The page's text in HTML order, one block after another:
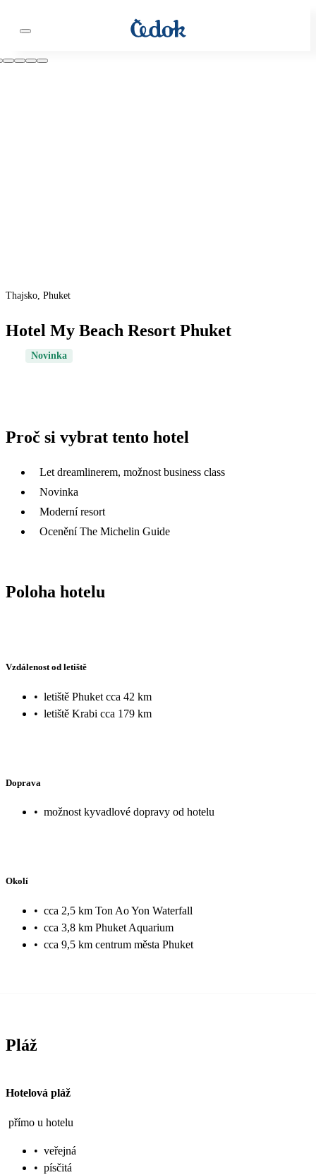
Thajsko, Phuket
Hotel My Beach Resort Phuket
Novinka
Proč si vybrat tento hotel
Let dreamlinerem, možnost business class
Novinka
Moderní resort
Ocenění The Michelin Guide
Poloha hotelu
Vzdálenost od letiště
• letiště Phuket cca 42 km
• letiště Krabi cca 179 km
Doprava
• možnost kyvadlové dopravy od hotelu
Okolí
• cca 2,5 km Ton Ao Yon Waterfall
• cca 3,8 km Phuket Aquarium
• cca 9,5 km centrum města Phuket
Pláž
Hotelová pláž
přímo u hotelu
• veřejná
• písčitá